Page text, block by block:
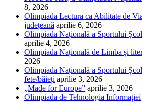
8, 2026
Olimpiada Lectura ca Abilitate de
județeană aprilie 6, 2026
Olimpiada Națională a Sportului
aprilie 4, 2026
Olimpiada Națională de Limba și
2026
Olimpiada Națională a Sportului
fete/băieți aprilie 3, 2026
„Made for Europe” aprilie 3, 2026
Olimpiada de Tehnologia Informației